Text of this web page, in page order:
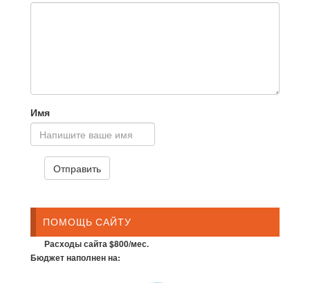
Имя
ПОМОЩЬ САЙТУ
Расходы сайта $800/мес.
Бюджет наполнен на: